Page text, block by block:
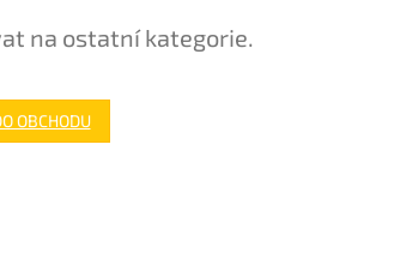
na ostatní kategorie.
OBCHODU